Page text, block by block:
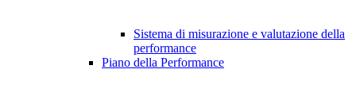
Sistema di misurazione e valutazione della
performance
Piano della Performance